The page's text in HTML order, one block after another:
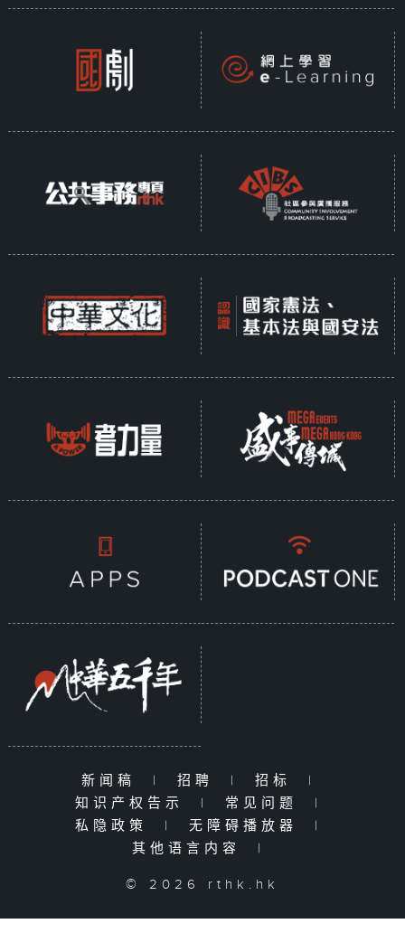
新闻稿 | 招聘 | 招标
|
知识产权告示
| 常见问题
|
私隐政策
| 无障碍播放器
|
其他语言内容
|
© 2026 rthk.hk